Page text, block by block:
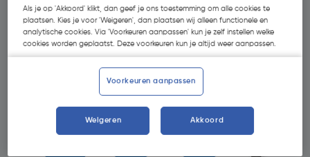
Oops!
Als je op 'Akkoord' klikt, dan geef je ons toestemming om alle cookies te
plaatsen. Kies je voor 'Weigeren', dan plaatsen wij alleen functionele en
analytische cookies. Via 'Voorkeuren aanpassen' kun je zelf instellen welke
cookies worden geplaatst. Deze voorkeuren kun je altijd weer aanpassen.
Voorkeuren aanpassen
Weigeren Akkoord